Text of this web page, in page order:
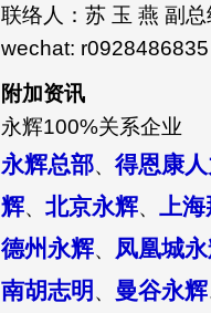
联络人：苏 玉 燕 副总
wechat: r0928486835
附加资讯
永辉100%关系企业
永辉总部、 得恩康
辉、 北京永辉、 上海
德州永辉、 凤凰城
南胡志明 、 曼谷永辉